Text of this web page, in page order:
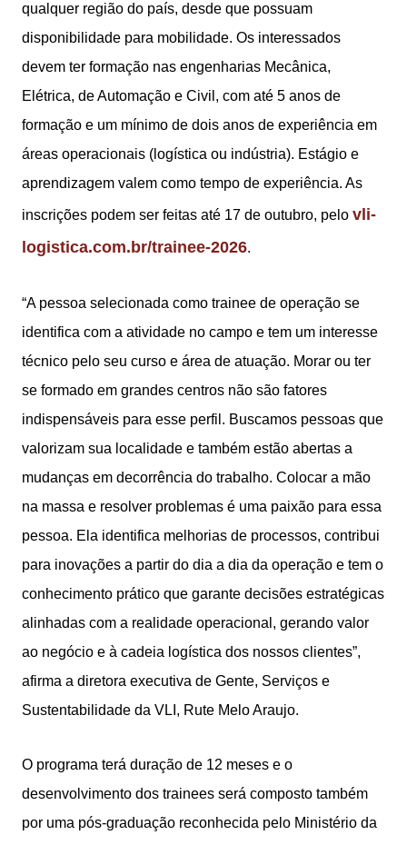
qualquer região do país, desde que possuam
disponibilidade para mobilidade. Os interessados
devem ter formação nas engenharias Mecânica,
Elétrica, de Automação e Civil, com até 5 anos de
formação e um mínimo de dois anos de experiência em
áreas operacionais (logística ou indústria). Estágio e
aprendizagem valem como tempo de experiência. As
inscrições podem ser feitas até 17 de outubro, pelo vli-
logistica.com.br/trainee-2026.
“A pessoa selecionada como trainee de operação se
identifica com a atividade no campo e tem um interesse
técnico pelo seu curso e área de atuação. Morar ou ter
se formado em grandes centros não são fatores
indispensáveis para esse perfil. Buscamos pessoas que
valorizam sua localidade e também estão abertas a
mudanças em decorrência do trabalho. Colocar a mão
na massa e resolver problemas é uma paixão para essa
pessoa. Ela identifica melhorias de processos, contribui
para inovações a partir do dia a dia da operação e tem o
conhecimento prático que garante decisões estratégicas
alinhadas com a realidade operacional, gerando valor
ao negócio e à cadeia logística dos nossos clientes”,
afirma a diretora executiva de Gente, Serviços e
Sustentabilidade da VLI, Rute Melo Araujo.
O programa terá duração de 12 meses e o
desenvolvimento dos trainees será composto também
por uma pós-graduação reconhecida pelo Ministério da